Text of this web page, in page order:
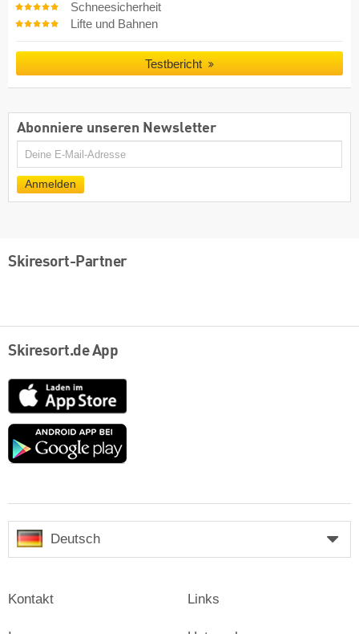
Schneesicherheit
Lifte und Bahnen
Testbericht
Abonniere unseren Newsletter
E-
Mail
Anmelden
Skiresort-Partner
Skiresort.de App
App
Store
Google
Deutsch
Kontakt Links